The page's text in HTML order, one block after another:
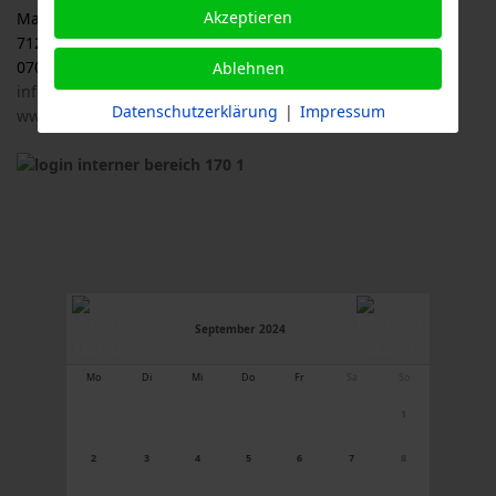
Malersbuckel 11
71263 Weil der Stadt
07033 / 69 23 902
info@logl-bw.de
www.logl-bw.de
September 2024
Mo Di Mi Do Fr
1
2 3 4 5 6 7 8
Akzeptieren
Ablehnen
Datenschutzerklärung | Impressum